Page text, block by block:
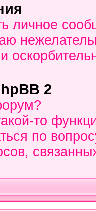
личное
2
то
по